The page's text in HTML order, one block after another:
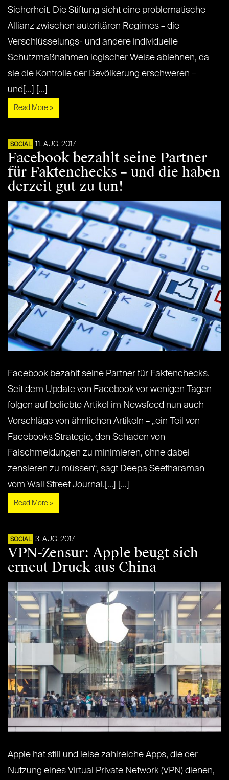
Sicherheit. Die Stiftung sieht eine problematische
Allianz zwischen autoritären Regimes – die
Verschlüsselungs- und andere individuelle
Schutzmaßnahmen logischer Weise ablehnen, da
sie die Kontrolle der Bevölkerung erschweren –
und[...] [...]
Read More »
SOCIAL 11. AUG. 2017
Facebook bezahlt seine Partner
für Faktenchecks – und die haben
derzeit gut zu tun!
Facebook bezahlt seine Partner für Faktenchecks.
Seit dem Update von Facebook vor wenigen Tagen
folgen auf beliebte Artikel im Newsfeed nun auch
Vorschläge von ähnlichen Artikeln – „ein Teil von
Facebooks Strategie, den Schaden von
Falschmeldungen zu minimieren, ohne dabei
zensieren zu müssen“, sagt Deepa Seetharaman
vom Wall Street Journal.[...] [...]
Read More »
SOCIAL 3. AUG. 2017
VPN-Zensur: Apple beugt sich
erneut Druck aus China
Apple hat still und leise zahlreiche Apps, die der
Nutzung eines Virtual Private Network (VPN) dienen,